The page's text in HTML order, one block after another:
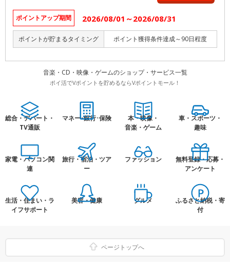
ポイントアップ期間 2026/08/01～2026/08/31
ポイントが貯まるタイミング ポイント獲得条件達成～90日程度
音楽・CD・映像・ゲームのショップ・サービス一覧
ポイ活でVポイントを貯めるならVポイントモール！
総合・デパート・
TV通販
マネー･銀行･保険
本・映像・
音楽・ゲーム
車・スポーツ・
趣味
家電・パソコン関
連
旅行・宿泊・ツア
ー
ファッション
無料登録・応募・
アンケート
生活・住まい・ラ
イフサポート
美容・健康 グルメ
ふるさと納税・寄
付
ページトップへ